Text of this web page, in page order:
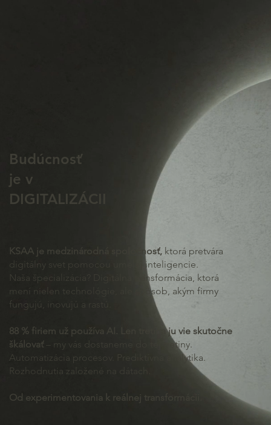
Budúcnosť
je v
DIGITALIZÁCII
KSAA je medzinárodná spoločnosť, ktorá pretvára
digitálny svet pomocou umelej inteligencie.
Naša špecializácia? Digitálna transformácia, ktorá
mení nielen technológie, ale spôsob, akým firmy
fungujú, inovujú a rastú.
88 % firiem už používa AI. Len tretina ju vie skutočne
škálovať– my vás dostaneme do tej tretiny.
Automatizácia procesov. Prediktívna analytika.
Rozhodnutia založené na dátach.
Od experimentovania k reálnej transformácii.